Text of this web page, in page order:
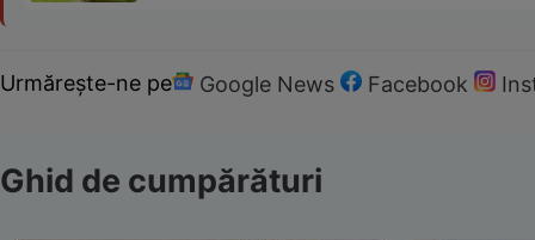
Urmărește-ne pe Google News Facebook
Ghid de cumpărături